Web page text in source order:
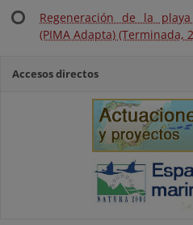
Regeneración de la
(PIMA Adapta) (Terminada,
Accesos directos